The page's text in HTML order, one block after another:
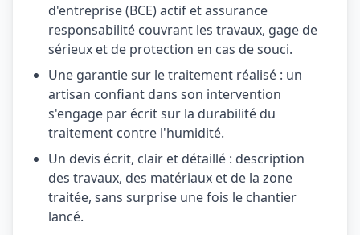
d'entreprise (BCE) actif et assurance
responsabilité couvrant les travaux, gage de
sérieux et de protection en cas de souci.
Une garantie sur le traitement réalisé : un
artisan confiant dans son intervention
s'engage par écrit sur la durabilité du
traitement contre l'humidité.
Un devis écrit, clair et détaillé : description
des travaux, des matériaux et de la zone
traitée, sans surprise une fois le chantier
lancé.